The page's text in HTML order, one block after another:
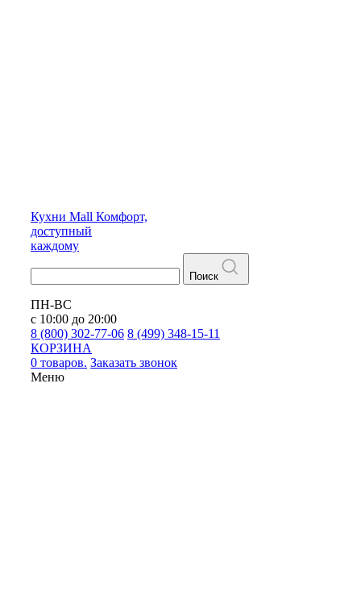
Кухни Mall Комфорт,
доступный
каждому
Поиск
ПН-ВС
с 10:00 до 20:00
8 (800) 302-77-06 8 (499) 348-15-11
КОРЗИНА
0 товаров. Заказать звонок
Меню